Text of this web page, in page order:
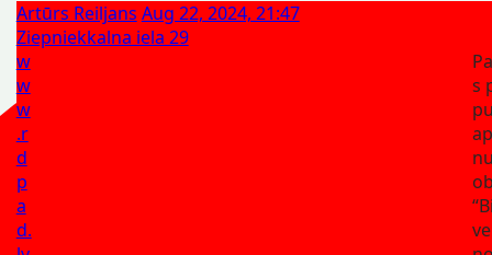
Artūrs Reiljans Aug 22, 2024, 21:47
Ziepniekkalna iela 29
w
w
w
.r
d
p
a
d.
s